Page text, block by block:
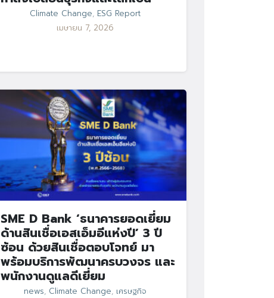
Climate Change, ESG Report
เมษายน 7, 2026
SME D Bank ‘ธนาคารยอดเยี่ยม
ด้านสินเชื่อเอสเอ็มอีแห่งปี’ 3 ปี
ซ้อน ด้วยสินเชื่อตอบโจทย์ มา
พร้อมบริการพัฒนาครบวงจร และ
พนักงานดูแลดีเยี่ยม
news, Climate Change, เศรษฐกิจ